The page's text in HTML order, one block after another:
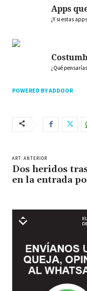
Apps
¿Y si estas
¿Qué
POWERED BY ADDOOR
ART. ANTERIOR
Dos heridos
en la entrada